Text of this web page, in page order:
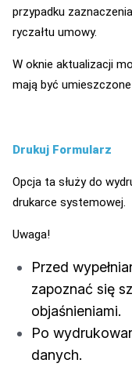
przypadku
ryczałtu umowy.
W oknie aktualizacji
mają być
Drukuj Formularz
Opcja ta służy do
drukarce systemowej.
Uwaga!
Przed
zapoznać się
objaśnieniami.
Po
danych.